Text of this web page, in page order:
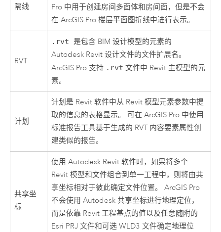
隔线
Pro 中用于创建房间多面体和房间面，但是不会
在ArcGIS Pro 楼层平面图折线中进行表示。
RVT
.rvt 是包含 BIM 设计模型的元素的
Autodesk Revit 设计文件的文件扩展名。
ArcGIS Pro 支持 .rvt 文件中 Revit 主模型的元
素。
计划
计划是 Revit 软件中从 Revit 模型元素参数中提
取的信息的表格显示。 可在ArcGIS Pro 中使用
标准报告工具基于生成的 RVT 内容要素属性创
建类似的报告。
共享坐
标
使用 Autodesk Revit 软件时，如果将多个
Revit 模型和文件组合到单一工程中，则将由共
享坐标相对于彼此确定文件位置。ArcGIS Pro
不会使用 Autodesk 共享坐标进行地理定位，
而是依靠 Revit 工程基点的值以及任意随附的
Esri PRJ 文件和可选 WLD3 文件确定地理位